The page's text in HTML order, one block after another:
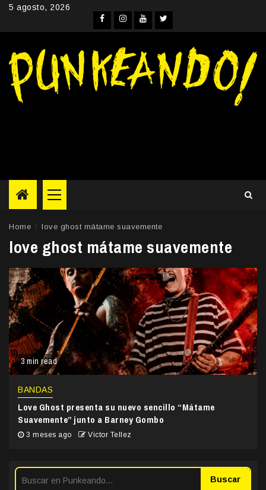
Skip5 agosto, 2026
Facebook
Instagram
YouTube
Twitter
Primary
Menu
Home love ghost mátame suavemente
love ghost mátame suavemente
3 min read
BANDAS
Love Ghost presenta su nuevo sencillo “Mátame
Suavemente” junto a Barney Gombo
3 meses ago Victor Tellez
Buscar